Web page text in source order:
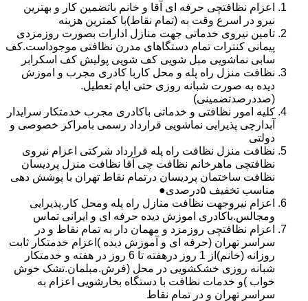
اعزام نظافتچی حرفه ای آقا و خانم باتضمین کار و بهترین
نیرو در اسرع وقت به (تمام نقاط)با کمترین هزینه
تامین نیروی خدماتی جهت منازل ادارات بصورت روزمزدی
پیمانی کنترات تمام دستگاهای مدرن نظافتی موجوداست.کف
سابی نماشویی مبل شویی کف شویی پولیش کف اسکرابر
نظافت منزل راه پله و محل کاربا کادری مجرب و اموزش
دیده به صورت شبانه روزی حتی ایام تعطیل.
(صددرصدتضمینی)
کلیه امور نظافتی و خدماتی باکادری مجرب خدمتکار سرایدار
آبدارچی پذیرایی نماشویی قرارداد رسمی بامراکز خصوصی و
دولتی
نظافت منزل نظافت راه پله قرارداد شرکتی اعزام نیروی
نظافتچی ماهرخانم نظافت چی آقا نظافت منزل پردیسان
نظافت ساختمان پردیسان درتمام نقاط تهران با پوشش دهی
مناسب تخفیف ۵درصدی●
اعزام نیروجهت نظافت منازل راه پله ومحل کار.پذیرایی
ومجالس.باکادری اموزش دیده حرفه ای و ایرانی تماس
اعزام نظافتچی روزمزد و مهمان دار به تمام نقاط و در
سراسر تهران (حرفه ای و آموزش دیده )اعزام خدمتکار ثابت
روزانه (خانم)از 1 روز درهفته تا 6 روز در هفته و خدمتکار
شبانه روزی خشکشویی در محل (فرش.مبلمان.تشک خوش
خواب )و خدمات نظافت با دستگاه بخارشویی اعزام به
سراسر تهران و در تمام نقاط